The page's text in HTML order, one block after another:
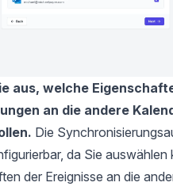
aus, welche
an die andere
Die
da Sie
der Ereignisse an die